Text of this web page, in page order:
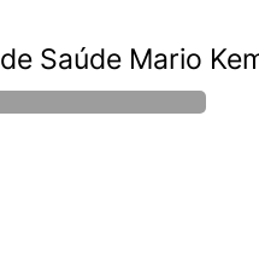
Saúde Mario